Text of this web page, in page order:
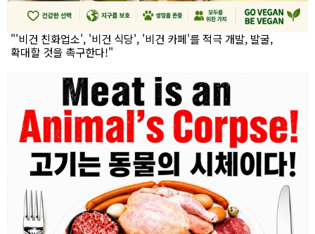
"'비건 친화업소', '비건 식당', '비건 카페'를 적극 개발, 발굴,
확대할 것을 촉구한다!"